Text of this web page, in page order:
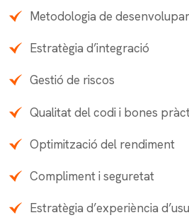
Metodologia de
Estratègia d’integració
Gestió de riscos
Qualitat del codi i bones
Optimització del rendiment
Compliment i seguretat
Estratègia d’experiència